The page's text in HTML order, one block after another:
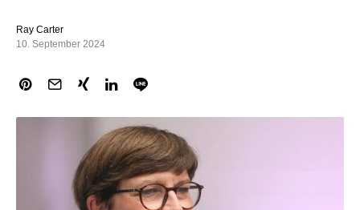
Ray Carter
10. September 2024